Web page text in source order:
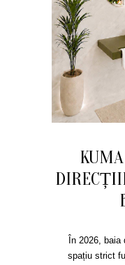
În 2026,
spațiu strict